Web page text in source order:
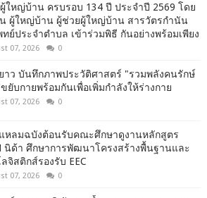
ใหญ่บ้าน ครบรอบ 134 ปี ประจำปี 2569 โดย
ผู้ใหญ่บ้าน ผู้ช่วยผู้ใหญ่บ้าน สารวัตรกำนัน
ย์ประจำตำบล เข้าร่วมพิธี กันอย่างพร้อมเพียง
07, 2026 0
าว บันทึกภาพประวัติศาสตร์ "รวมพลังคนรักษ์
ยับกายพร้อมกันเพื่อเพิ่มกำลังให้ร่างกาย
07, 2026 0
หลมฉบังต้อนรับคณะศึกษาดูงานหลักสูตร
นิด้า ศึกษาการพัฒนาโครงสร้างพื้นฐานและ
จิสติกส์รองรับ EEC
07, 2026 0